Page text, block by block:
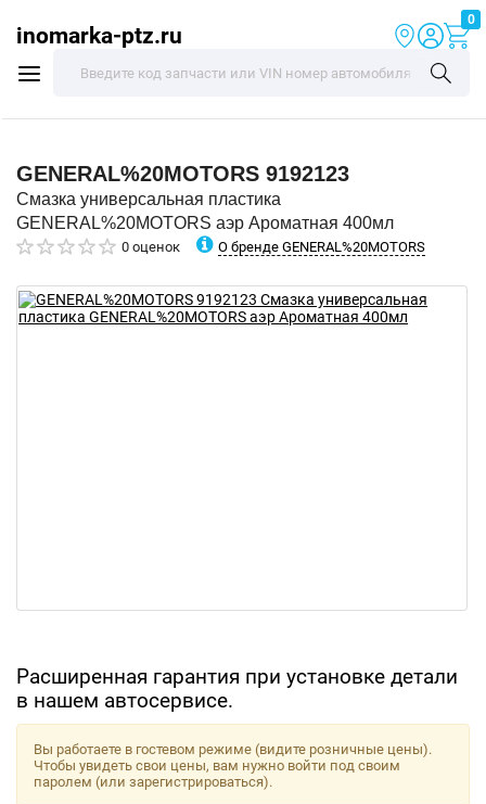
inomarka-ptz.ru
0
GENERAL%20MOTORS 9192123
Смазка универсальная пластика
GENERAL%20MOTORS аэр Ароматная 400мл
0 оценок О бренде GENERAL%20MOTORS
Расширенная гарантия при установке детали
в нашем автосервисе.
Вы работаете в гостевом режиме (видите розничные цены).
Чтобы увидеть свои цены, вам нужно войти под своим
паролем (или зарегистрироваться).